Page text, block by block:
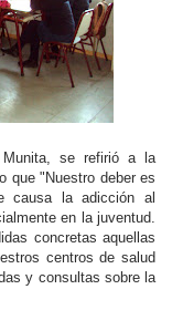
se refirió a la
que "Nuestro deber es
causa la adicción al
en la juventud.
concretas aquellas
centros de salud
y consultas sobre la